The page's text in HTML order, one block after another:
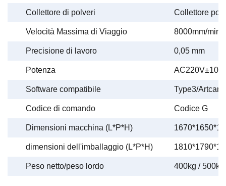
Collettore di polveri Collettore
Velocità Massima di Viaggio 8000mm/min
Precisione di lavoro 0,05 mm
Potenza
Software compatibile Type3/
Codice di comando Codice G
Dimensioni macchina (L*P*H)
dimensioni dell'imballaggio (L*P*H)
Peso netto/peso lordo 400kg / 500kg